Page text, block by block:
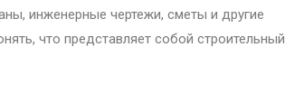
инженерные чертежи, сметы и другие
что представляет собой строительный